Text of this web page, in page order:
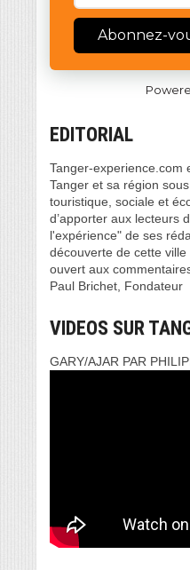
Abonnez-
EDITORIAL
Tanger-experience.com
Tanger et sa région
touristique, sociale et
d’apporter aux lecteurs
l'expérience" de ses
découverte de cette
ouvert aux
Paul Brichet, Fondateur
VIDEOS SUR
GARY/AJAR PAR